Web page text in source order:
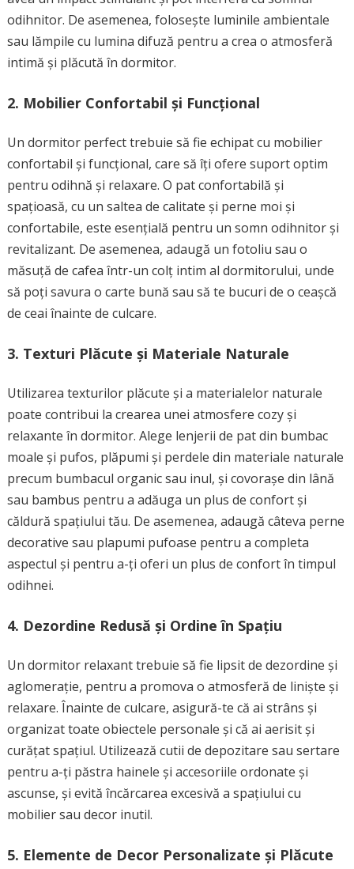
odihnitor. De asemenea, folosește luminile ambientale
sau lămpile cu lumina difuză pentru a crea o atmosferă
intimă și plăcută în dormitor.
2. Mobilier Confortabil și Funcțional
Un dormitor perfect trebuie să fie echipat cu mobilier
confortabil și funcțional, care să îți ofere suport optim
pentru odihnă și relaxare. O pat confortabilă și
spațioasă, cu un saltea de calitate și perne moi și
confortabile, este esențială pentru un somn odihnitor și
revitalizant. De asemenea, adaugă un fotoliu sau o
măsuță de cafea într-un colț intim al dormitorului, unde
să poți savura o carte bună sau să te bucuri de o ceașcă
de ceai înainte de culcare.
3. Texturi Plăcute și Materiale Naturale
Utilizarea texturilor plăcute și a materialelor naturale
poate contribui la crearea unei atmosfere cozy și
relaxante în dormitor. Alege lenjerii de pat din bumbac
moale și pufos, plăpumi și perdele din materiale naturale
precum bumbacul organic sau inul, și covorașe din lână
sau bambus pentru a adăuga un plus de confort și
căldură spațiului tău. De asemenea, adaugă câteva perne
decorative sau plapumi pufoase pentru a completa
aspectul și pentru a-ți oferi un plus de confort în timpul
odihnei.
4. Dezordine Redusă și Ordine în Spațiu
Un dormitor relaxant trebuie să fie lipsit de dezordine și
aglomerație, pentru a promova o atmosferă de liniște și
relaxare. Înainte de culcare, asigură-te că ai strâns și
organizat toate obiectele personale și că ai aerisit și
curățat spațiul. Utilizează cutii de depozitare sau sertare
pentru a-ți păstra hainele și accesoriile ordonate și
ascunse, și evită încărcarea excesivă a spațiului cu
mobilier sau decor inutil.
5. Elemente de Decor Personalizate și Plăcute